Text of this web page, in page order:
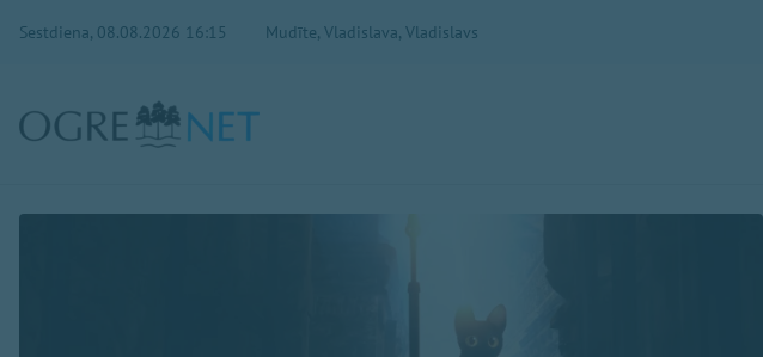
Sestdiena, 08.08.2026 16:15 Mudīte, Vladislava, Vladislavs